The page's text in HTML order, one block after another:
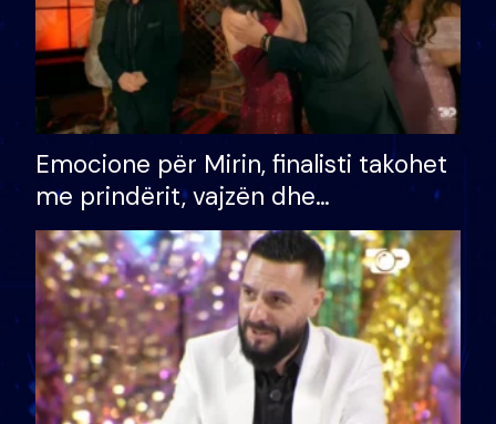
Emocione për Mirin, finalisti takohet
me prindërit, vajzën dhe
bashkëshorten: S’kemi ndonjë letër
divorci apo jo?